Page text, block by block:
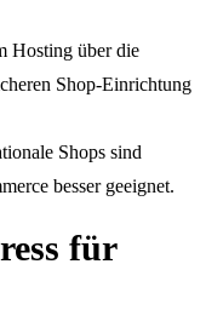
Hosting über die
Shop-Einrichtung
Shops sind
besser geeignet.
für